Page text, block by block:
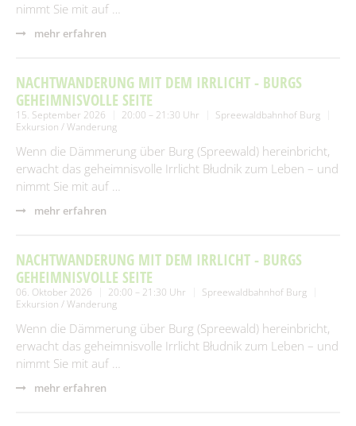
nimmt Sie mit auf …
mehr erfahren
NACHTWANDERUNG MIT DEM IRRLICHT - BURGS
GEHEIMNISVOLLE SEITE
15. September 2026 20:00 – 21:30 Uhr
Spreewaldbahnhof Burg
Exkursion / Wanderung
Wenn die Dämmerung über Burg (Spreewald) hereinbricht,
erwacht das geheimnisvolle Irrlicht Błudnik zum Leben – und
nimmt Sie mit auf …
mehr erfahren
NACHTWANDERUNG MIT DEM IRRLICHT - BURGS
GEHEIMNISVOLLE SEITE
06. Oktober 2026 20:00 – 21:30 Uhr
Spreewaldbahnhof Burg
Exkursion / Wanderung
Wenn die Dämmerung über Burg (Spreewald) hereinbricht,
erwacht das geheimnisvolle Irrlicht Błudnik zum Leben – und
nimmt Sie mit auf …
mehr erfahren